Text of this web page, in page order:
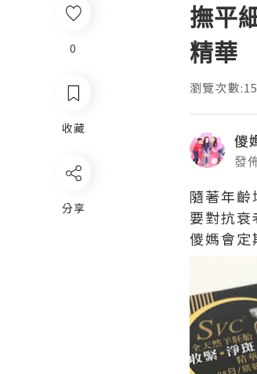
0
收藏
分享
撫平
精華
瀏覽次數
儍
發
隨著年齡
要對抗衰
儍媽會